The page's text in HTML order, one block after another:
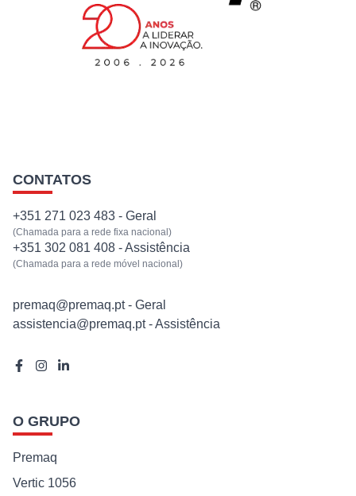
EQUIPAMENTOS
SERVIÇOS
CONTACTOS
CONTATOS
+351 271 023 483 - Geral
(Chamada para a rede fixa nacional)
+351 302 081 408 - Assistência
(Chamada para a rede móvel nacional)
premaq@premaq.pt - Geral
assistencia@premaq.pt - Assistência
O GRUPO
Premaq
Vertic 1056